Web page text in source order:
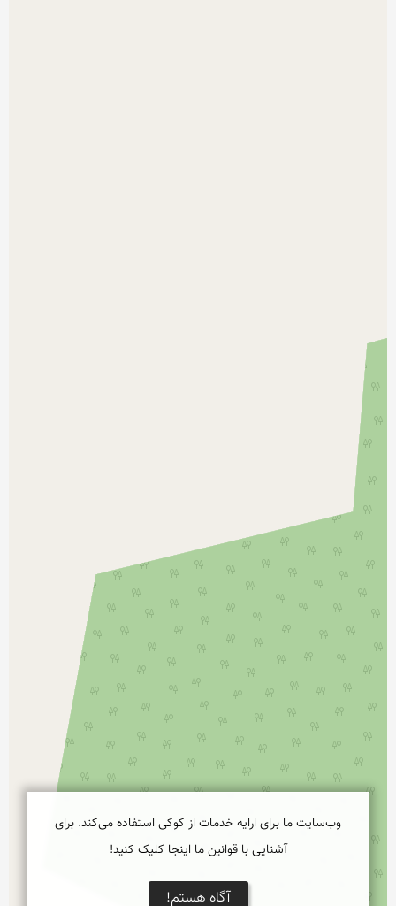
نمایش بزرگتر
وب‌سایت ما برای ارایه خدمات از کوکی استفاده می‌کند. برای
آشنایی با قوانین ما اینجا کلیک کنید!
آگاه هستم!